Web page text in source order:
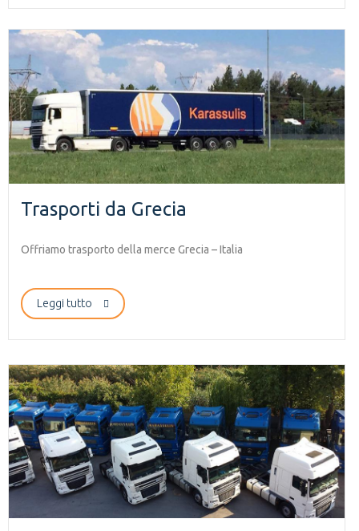
Trasporti da Grecia
Offriamo trasporto della merce Grecia – Italia
Leggi tutto